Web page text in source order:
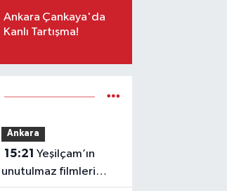
Ankara Çankaya'da
Kanlı Tartışma!
Ankara
15:21 Yeşilçam’ın
unutulmaz filmleri